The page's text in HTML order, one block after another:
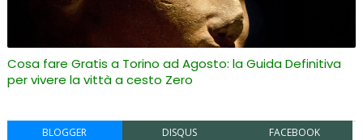
Cosa fare Gratis a Torino ad Agosto: la Guida Definitiva
per vivere la vittà a cesto Zero
BLOGGER DISQUS FACEBOOK